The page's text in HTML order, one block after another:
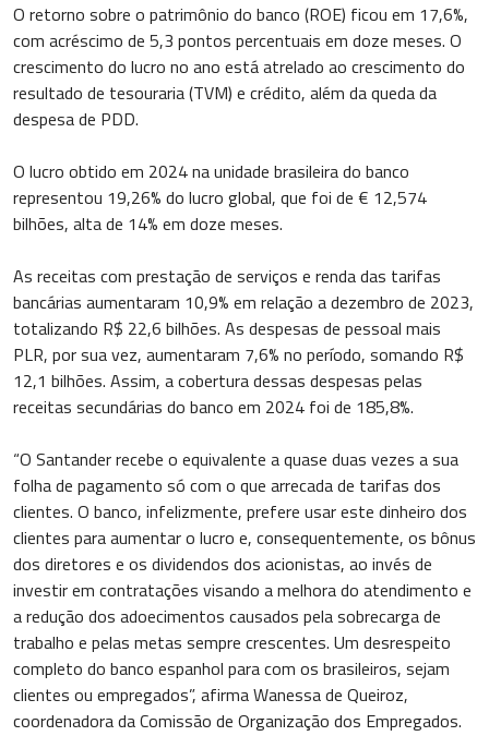
O retorno sobre o patrimônio do banco (ROE) ficou em 17,6%,
com acréscimo de 5,3 pontos percentuais em doze meses. O
crescimento do lucro no ano está atrelado ao crescimento do
resultado de tesouraria (TVM) e crédito, além da queda da
despesa de PDD.
O lucro obtido em 2024 na unidade brasileira do banco
representou 19,26% do lucro global, que foi de € 12,574
bilhões, alta de 14% em doze meses.
As receitas com prestação de serviços e renda das tarifas
bancárias aumentaram 10,9% em relação a dezembro de 2023,
totalizando R$ 22,6 bilhões. As despesas de pessoal mais
PLR, por sua vez, aumentaram 7,6% no período, somando R$
12,1 bilhões. Assim, a cobertura dessas despesas pelas
receitas secundárias do banco em 2024 foi de 185,8%.
“O Santander recebe o equivalente a quase duas vezes a sua
folha de pagamento só com o que arrecada de tarifas dos
clientes. O banco, infelizmente, prefere usar este dinheiro dos
clientes para aumentar o lucro e, consequentemente, os bônus
dos diretores e os dividendos dos acionistas, ao invés de
investir em contratações visando a melhora do atendimento e
a redução dos adoecimentos causados pela sobrecarga de
trabalho e pelas metas sempre crescentes. Um desrespeito
completo do banco espanhol para com os brasileiros, sejam
clientes ou empregados”, afirma Wanessa de Queiroz,
coordenadora da Comissão de Organização dos Empregados.